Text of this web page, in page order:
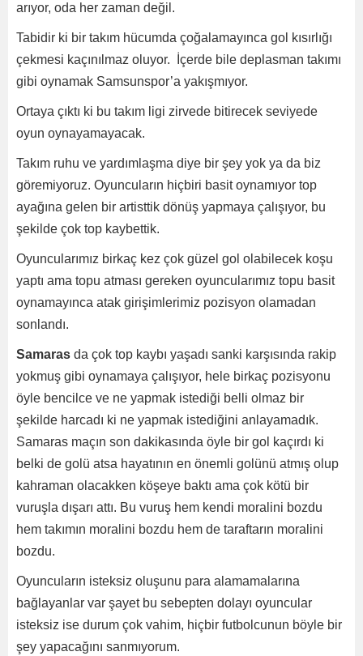
arıyor, oda her zaman değil.
Tabidir ki bir takım hücumda çoğalamayınca gol kısırlığı
çekmesi kaçınılmaz oluyor.
İçerde bile deplasman takımı
gibi oynamak Samsunspor’a yakışmıyor.
Ortaya çıktı ki bu takım ligi zirvede bitirecek seviyede
oyun oynayamayacak.
Takım ruhu ve yardımlaşma diye bir şey yok ya da biz
göremiyoruz. Oyuncuların hiçbiri basit oynamıyor top
ayağına gelen bir artisttik dönüş yapmaya çalışıyor, bu
şekilde çok top kaybettik.
Oyuncularımız birkaç kez çok güzel gol olabilecek koşu
yaptı ama topu atması gereken oyuncularımız topu basit
oynamayınca atak girişimlerimiz pozisyon olamadan
sonlandı.
Samaras da çok top kaybı yaşadı sanki karşısında rakip
yokmuş gibi oynamaya çalışıyor, hele birkaç pozisyonu
öyle bencilce ve ne yapmak istediği belli olmaz bir
şekilde harcadı ki ne yapmak istediğini anlayamadık.
Samaras maçın son dakikasında öyle bir gol kaçırdı ki
belki de golü atsa hayatının en önemli golünü atmış olup
kahraman olacakken köşeye baktı ama çok kötü bir
vuruşla dışarı attı. Bu vuruş hem kendi moralini bozdu
hem takımın moralini bozdu hem de taraftarın moralini
bozdu.
Oyuncuların isteksiz oluşunu para alamamalarına
bağlayanlar var şayet bu sebepten dolayı oyuncular
isteksiz ise durum çok vahim, hiçbir futbolcunun böyle bir
şey yapacağını sanmıyorum.